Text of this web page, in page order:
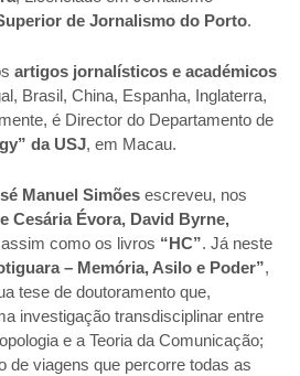
de Jornalismo do Porto.
artigos jornalísticos e académicos
Brasil, China, Espanha, Inglaterra,
é Director do Departamento de
da USJ, em Macau.
Manuel Simões escreveu, nos
Cesária Évora, David Byrne,
como os livros “HC”. Já neste
– Memória, Asilo e Poder”,
tese de doutoramento que,
investigação transdisciplinar entre
e a Teoria da Comunicação;
de viagens que percorre todas as